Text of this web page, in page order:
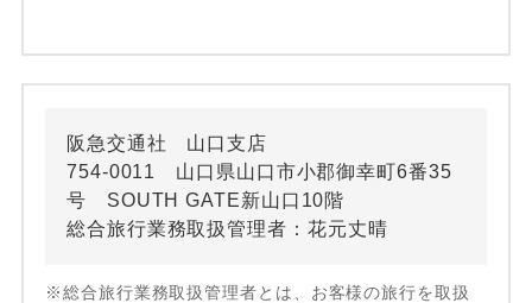
阪急交通社 山口支店
754-0011 山口県山口市小郡御幸町6番35
号 SOUTH GATE新山口10階
総合旅行業務取扱管理者：花元丈晴
※総合旅行業務取扱管理者とは、お客様の旅行を取扱